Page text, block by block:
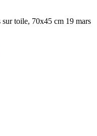
toile, 70x45 cm 19 mars